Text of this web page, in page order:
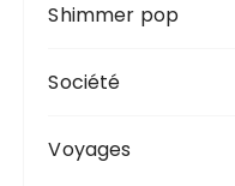
Shimmer pop
Société
Voyages